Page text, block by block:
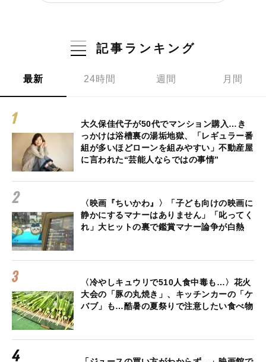
記事ランキング
最新 24時間 週間 月間
大久保佳代子が50代でマンション購入…き
っかけは浴槽裏の湯垢地獄、「レギュラー番
組が多いほどローンを組みやすい」不動産屋
に言われた“芸能人ならではの事情”
〈映画『ちいかわ』〉「子ども向けの映画に
静かにするマナーはありません」「叱ってく
れ」大ヒットの裏で鑑賞マナー論争が白熱
〈冷やしキュウリで510人食中毒も…〉花火
大会の「豚の丸焼き」、キッチンカーの「ケ
バブ」も…酷暑の夏祭りで注意したい食べ物